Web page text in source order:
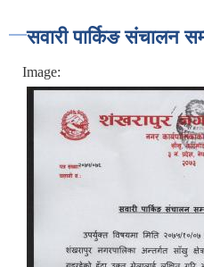
सवारी पार्किङ संचालन
Image: